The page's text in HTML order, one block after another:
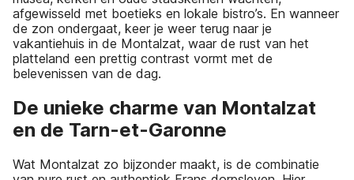
afgewisseld met boetieks en lokale bistro’s. En wanneer
de zon ondergaat, keer je weer terug naar je
vakantiehuis in de Montalzat, waar de rust van het
platteland een prettig contrast vormt met de
belevenissen van de dag.
De unieke charme van Montalzat
en de Tarn-et-Garonne
Wat Montalzat zo bijzonder maakt, is de combinatie